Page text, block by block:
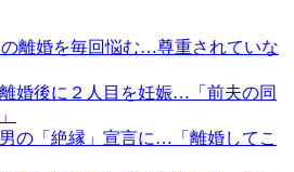
離婚を毎回悩む…尊重されていな
婚後に２人目を妊娠…「前夫の同
の「絶縁」宣言に…「離婚してこ